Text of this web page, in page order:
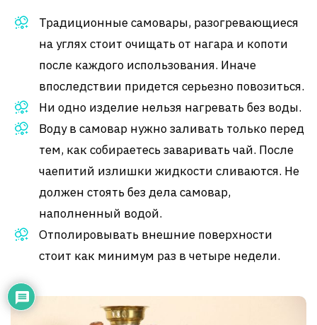
Традиционные самовары, разогревающиеся
на углях стоит очищать от нагара и копоти
после каждого использования. Иначе
впоследствии придется серьезно повозиться.
Ни одно изделие нельзя нагревать без воды.
Воду в самовар нужно заливать только перед
тем, как собираетесь заваривать чай. После
чаепитий излишки жидкости сливаются. Не
должен стоять без дела самовар,
наполненный водой.
Отполировывать внешние поверхности
стоит как минимум раз в четыре недели.